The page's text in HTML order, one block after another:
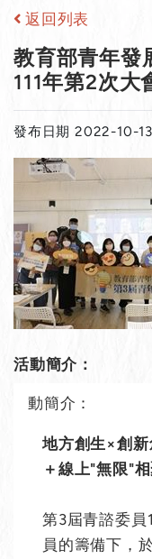
返回列表
教育部青年發
111年第2次大
發布日期 2022-10-13
活動簡介：
動簡介：
地方創生×創
＋線上"無限"相
第3屆青諮委員
員的籌備下，